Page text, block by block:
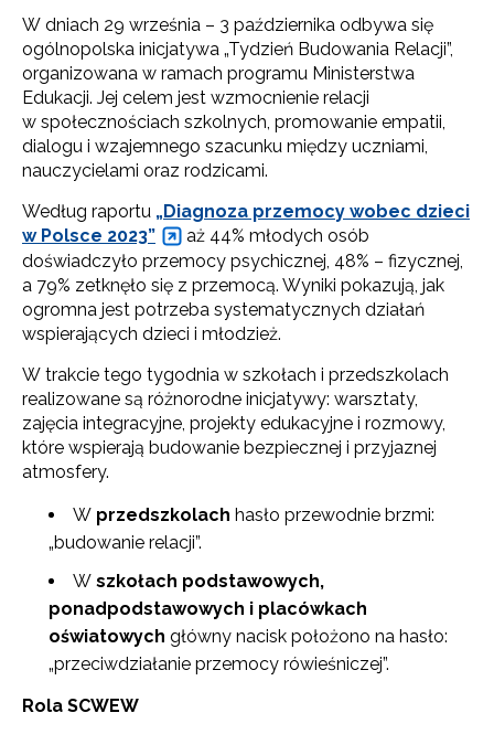
W dniach 29 września – 3 października odbywa się
ogólnopolska inicjatywa „Tydzień Budowania Relacji”,
organizowana w ramach programu Ministerstwa
Edukacji. Jej celem jest wzmocnienie relacji
w społecznościach szkolnych, promowanie empatii,
dialogu i wzajemnego szacunku między uczniami,
nauczycielami oraz rodzicami.
Według raportu „Diagnoza przemocy wobec dzieci
w Polsce 2023”
aż 44% młodych osób
doświadczyło przemocy psychicznej, 48% – fizycznej,
a 79% zetknęło się z przemocą. Wyniki pokazują, jak
ogromna jest potrzeba systematycznych działań
wspierających dzieci i młodzież.
W trakcie tego tygodnia w szkołach i przedszkolach
realizowane są różnorodne inicjatywy: warsztaty,
zajęcia integracyjne, projekty edukacyjne i rozmowy,
które wspierają budowanie bezpiecznej i przyjaznej
atmosfery.
W przedszkolach hasło przewodnie brzmi:
„budowanie relacji”.
W szkołach podstawowych,
ponadpodstawowych i placówkach
oświatowych główny nacisk położono na hasło:
„przeciwdziałanie przemocy rówieśniczej”.
Rola SCWEW